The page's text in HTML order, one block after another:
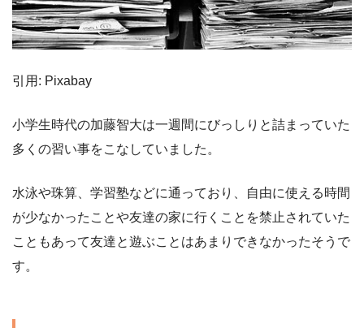
引用: Pixabay
小学生時代の加藤智大は一週間にびっしりと詰まっていた
多くの習い事をこなしていました。
水泳や珠算、学習塾などに通っており、自由に使える時間
が少なかったことや友達の家に行くことを禁止されていた
こともあって友達と遊ぶことはあまりできなかったそうで
す。